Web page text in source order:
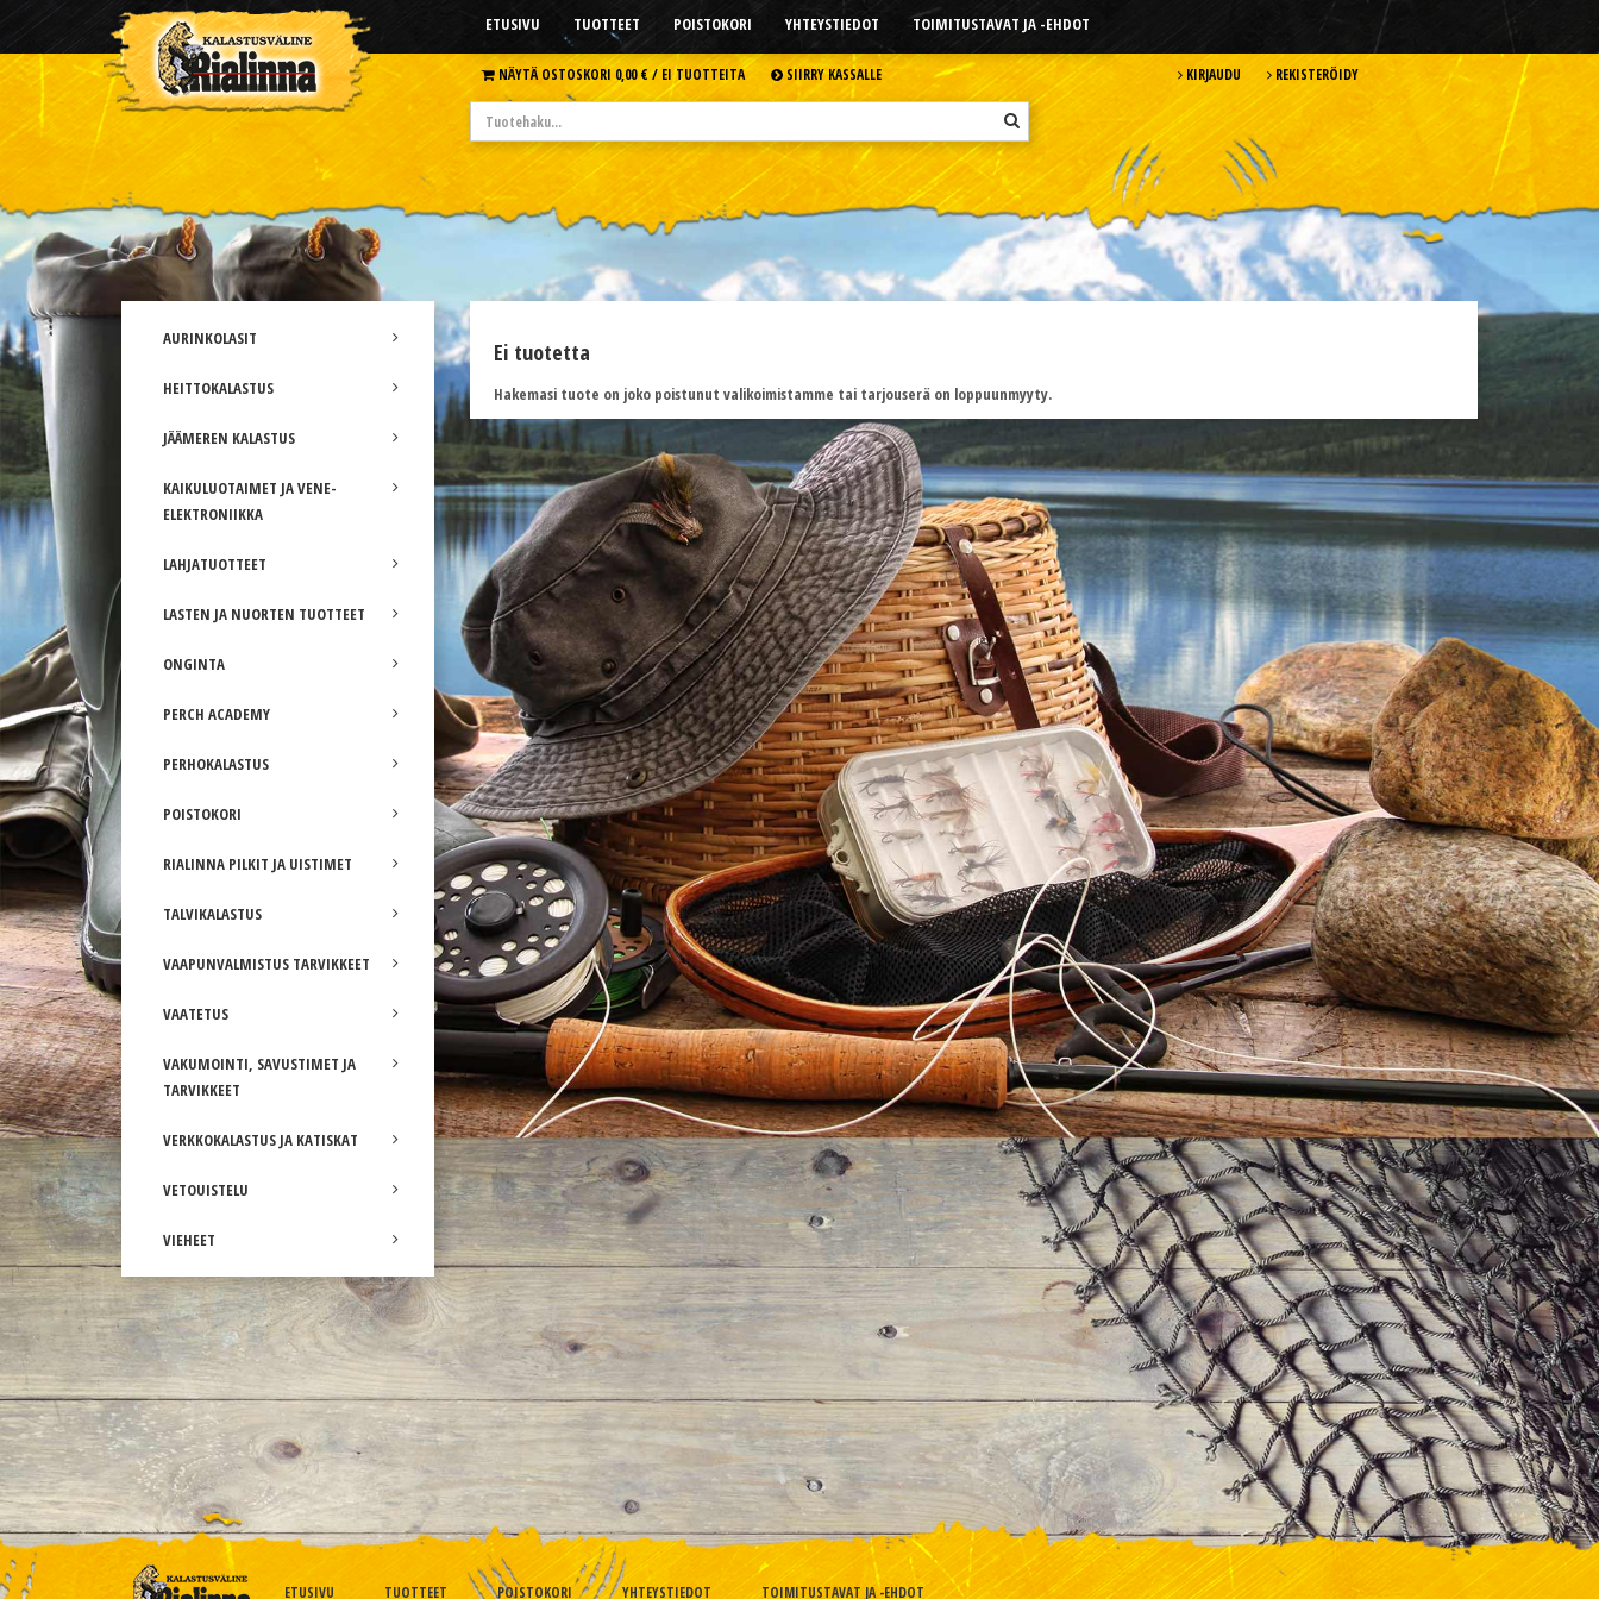
ETUSIVU TUOTTEET POISTOKORI YHTEYSTIEDOT TOIMITUSTAVAT JA -EHDOT
NÄYTÄ OSTOSKORI 0,00 € /EI TUOTTEITA SIIRRY KASSALLE KIRJAUDU REKISTERÖIDY
AURINKOLASIT
HEITTOKALASTUS
JÄÄMEREN KALASTUS
KAIKULUOTAIMET JA VENE-
ELEKTRONIIKKA
LAHJATUOTTEET
LASTEN JA NUORTEN TUOTTEET
ONGINTA
PERCH ACADEMY
PERHOKALASTUS
POISTOKORI
RIALINNA PILKIT JA UISTIMET
TALVIKALASTUS
VAAPUNVALMISTUS TARVIKKEET
VAATETUS
VAKUMOINTI, SAVUSTIMET JA
TARVIKKEET
VERKKOKALASTUS JA KATISKAT
VETOUISTELU
VIEHEET
Ei tuotetta
Hakemasi tuote on joko poistunut valikoimistamme tai tarjouserä on loppuunmyyty.
ETUSIVU TUOTTEET POISTOKORI YHTEYSTIEDOT TOIMITUSTAVAT JA -EHDOT